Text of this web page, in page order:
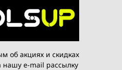
такие как
и другие, что
в использовании
об акциях и скидках
e-mail рассылку